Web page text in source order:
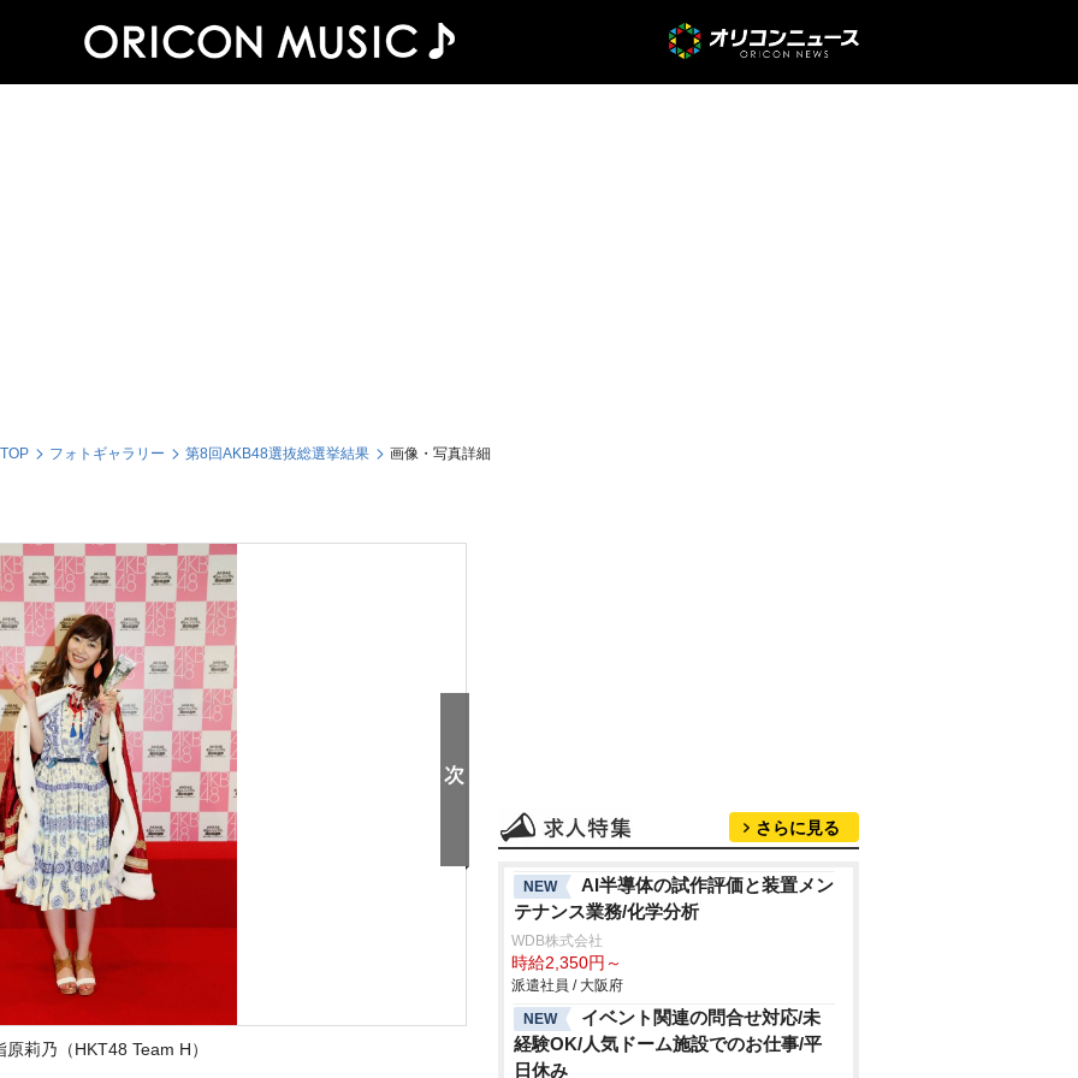
フォトギャラリー 第8回AKB48選抜総選挙結果 画像・写真詳細
莉乃（HKT48 Team H）
さらに見る
NEW
AI半導体の試作評価と装置メン
テナンス業務/化学分析
WDB株式会社
時給2,350円～
派遣社員 / 大阪府
NEW
イベント関連の問合せ対応/未
経験OK/人気ドーム施設でのお仕事/平
日休み